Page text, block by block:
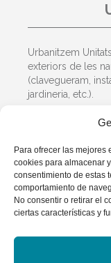
Para ofrecer las mejores
cookies para almacenar
consentimiento de estas
comportamiento de
No consentir o retirar el
ciertas características y
Urbanitzem
exteriors de les
(clavegueram,
jardineria, etc.).